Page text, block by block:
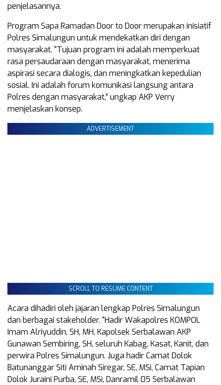
penjelasannya.
Program Sapa Ramadan Door to Door merupakan inisiatif
Polres Simalungun untuk mendekatkan diri dengan
masyarakat. “Tujuan program ini adalah memperkuat
rasa persaudaraan dengan masyarakat, menerima
aspirasi secara dialogis, dan meningkatkan kepedulian
sosial. Ini adalah forum komunikasi langsung antara
Polres dengan masyarakat,” ungkap AKP Verry
menjelaskan konsep.
ADVERTISEMENT
SCROLL TO RESUME CONTENT
Acara dihadiri oleh jajaran lengkap Polres Simalungun
dan berbagai stakeholder. “Hadir Wakapolres KOMPOL
Imam Alriyuddin, SH, MH, Kapolsek Serbalawan AKP
Gunawan Sembiring, SH, seluruh Kabag, Kasat, Kanit, dan
perwira Polres Simalungun. Juga hadir Camat Dolok
Batunanggar Siti Aminah Siregar, SE, MSi, Camat Tapian
Dolok Juraini Purba, SE, MSi, Danramil 05 Serbalawan